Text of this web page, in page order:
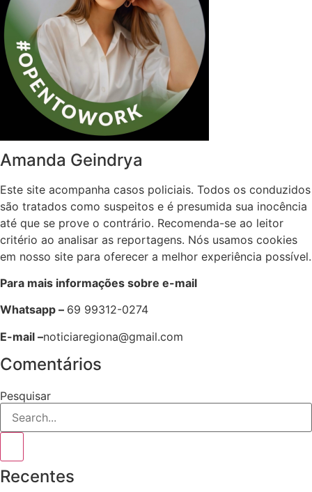
Amanda Geindrya
Este site acompanha casos policiais. Todos os conduzidos
são tratados como suspeitos e é presumida sua inocência
até que se prove o contrário. Recomenda-se ao leitor
critério ao analisar as reportagens. Nós usamos cookies
em nosso site para oferecer a melhor experiência possível.
Para mais informações sobre e-mail
Whatsapp – 69 99312-0274
E-mail –noticiaregiona@gmail.com
Comentários
Pesquisar
Recentes